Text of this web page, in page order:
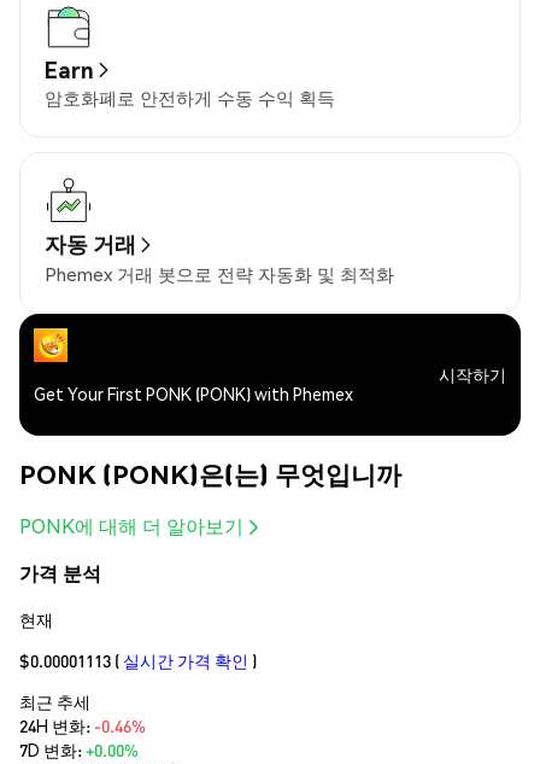
Earn
암호화폐로 안전하게 수동 수익 획득
자동 거래
Phemex 거래 봇으로 전략 자동화 및 최적화
Get Your First PONK (PONK) with Phemex
시작하기
PONK (PONK)은(는) 무엇입니까
PONK에 대해 더 알아보기
가격 분석
현재
$0.00001113 ( 실시간 가격 확인 )
최근 추세
24H 변화: -0.46%
7D 변화:+0.00%